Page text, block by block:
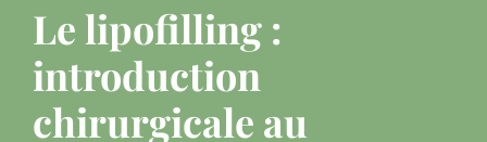
Le lipofilling :
introduction
chirurgicale au